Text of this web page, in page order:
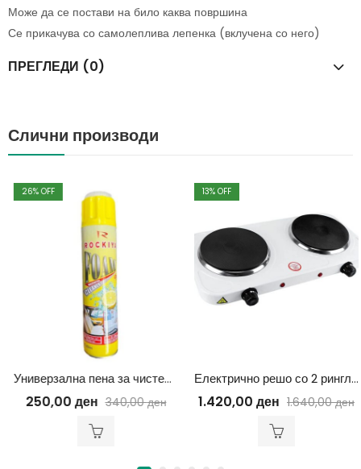
Може да се постави на било каква површина
Се прикачува со самолеплива лепенка (вклучена со него)
ПРЕГЛЕДИ (0)
Слични производи
26% OFF
Универзална пена за чистење 650ml
250,00ден 340,00ден
13% OFF
Електрично решо со 2 рингли 2000w
1.420,00ден 1.640,00ден